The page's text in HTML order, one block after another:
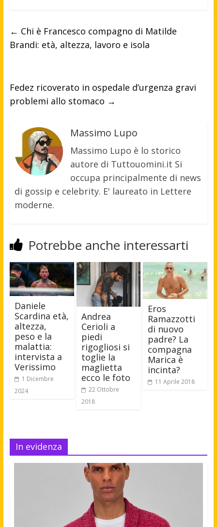
← Chi è Francesco compagno di Matilde
Brandi: età, altezza, lavoro e isola
Fedez ricoverato in ospedale d’urgenza gravi
problemi allo stomaco →
Massimo Lupo
Massimo Lupo è lo storico
autore di Tuttouomini.it Si
occupa principalmente di news
di gossip e celebrity. E' laureato in Lettere
moderne.
Potrebbe anche interessarti
Daniele
Scardina età,
altezza,
peso e la
malattia:
intervista a
Verissimo
1 Dicembre
2024
Andrea
Cerioli a
piedi
rigogliosi si
toglie la
maglietta
ecco le foto
22 Ottobre
2018
Eros
Ramazzotti
di nuovo
padre? La
compagna
Marica è
incinta?
11 Aprile 2018
In evidenza